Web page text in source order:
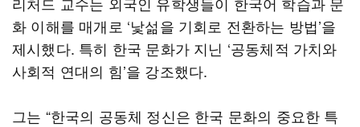
화 이해를 매개로 ‘낯섦을 기회로 전환하는 방법’을
제시했다. 특히 한국 문화가 지닌 ‘공동체적 가치와
사회적 연대의 힘’을 강조했다.
그는 “한국의 공동체 정신은 한국 문화의 중요한 특